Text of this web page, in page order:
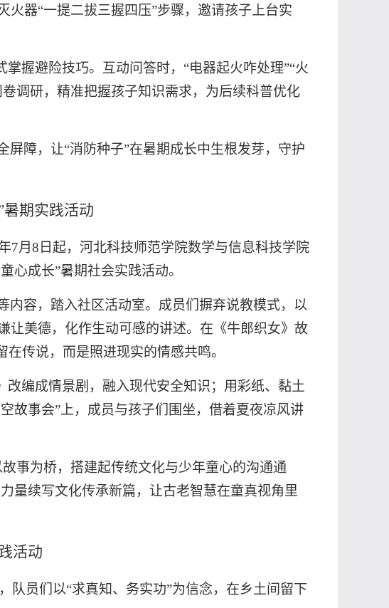
器“一提二拔三握四压”步骤，邀请孩子上台实
掌握避险技巧。互动问答时，“电器起火咋处理”“火
调研，精准把握孩子知识需求，为后续科普优化
屏障，让“消防种子”在暑期成长中生根发芽，守护
暑期实践活动
7月8日起，河北科技师范学院数学与信息科技学院
心成长”暑期社会实践活动。
内容，踏入社区活动室。成员们摒弃说教模式，以
让美德，化作生动可感的讲述。在《牛郎织女》故
传说，而是照进现实的情感共鸣。
编成情景剧，融入现代安全知识；用彩纸、黏土
故事会”上，成员与孩子们围坐，借着夏夜凉风讲
事为桥，搭建起传统文化与少年童心的沟通通
量续写文化传承新篇，让古老智慧在童真视角里
活动
队员们以“求真知、务实功”为信念，在乡土间留下